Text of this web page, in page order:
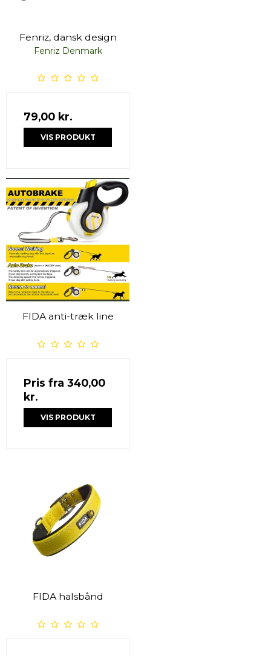
Fenriz, dansk design
Fenriz Denmark
79,00 kr.
VIS PRODUKT
FIDA anti-træk line
Pris fra 340,00
kr.
VIS PRODUKT
FIDA halsbånd